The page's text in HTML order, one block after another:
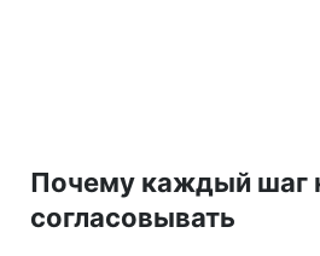
Почему каждый шаг
согласовывать